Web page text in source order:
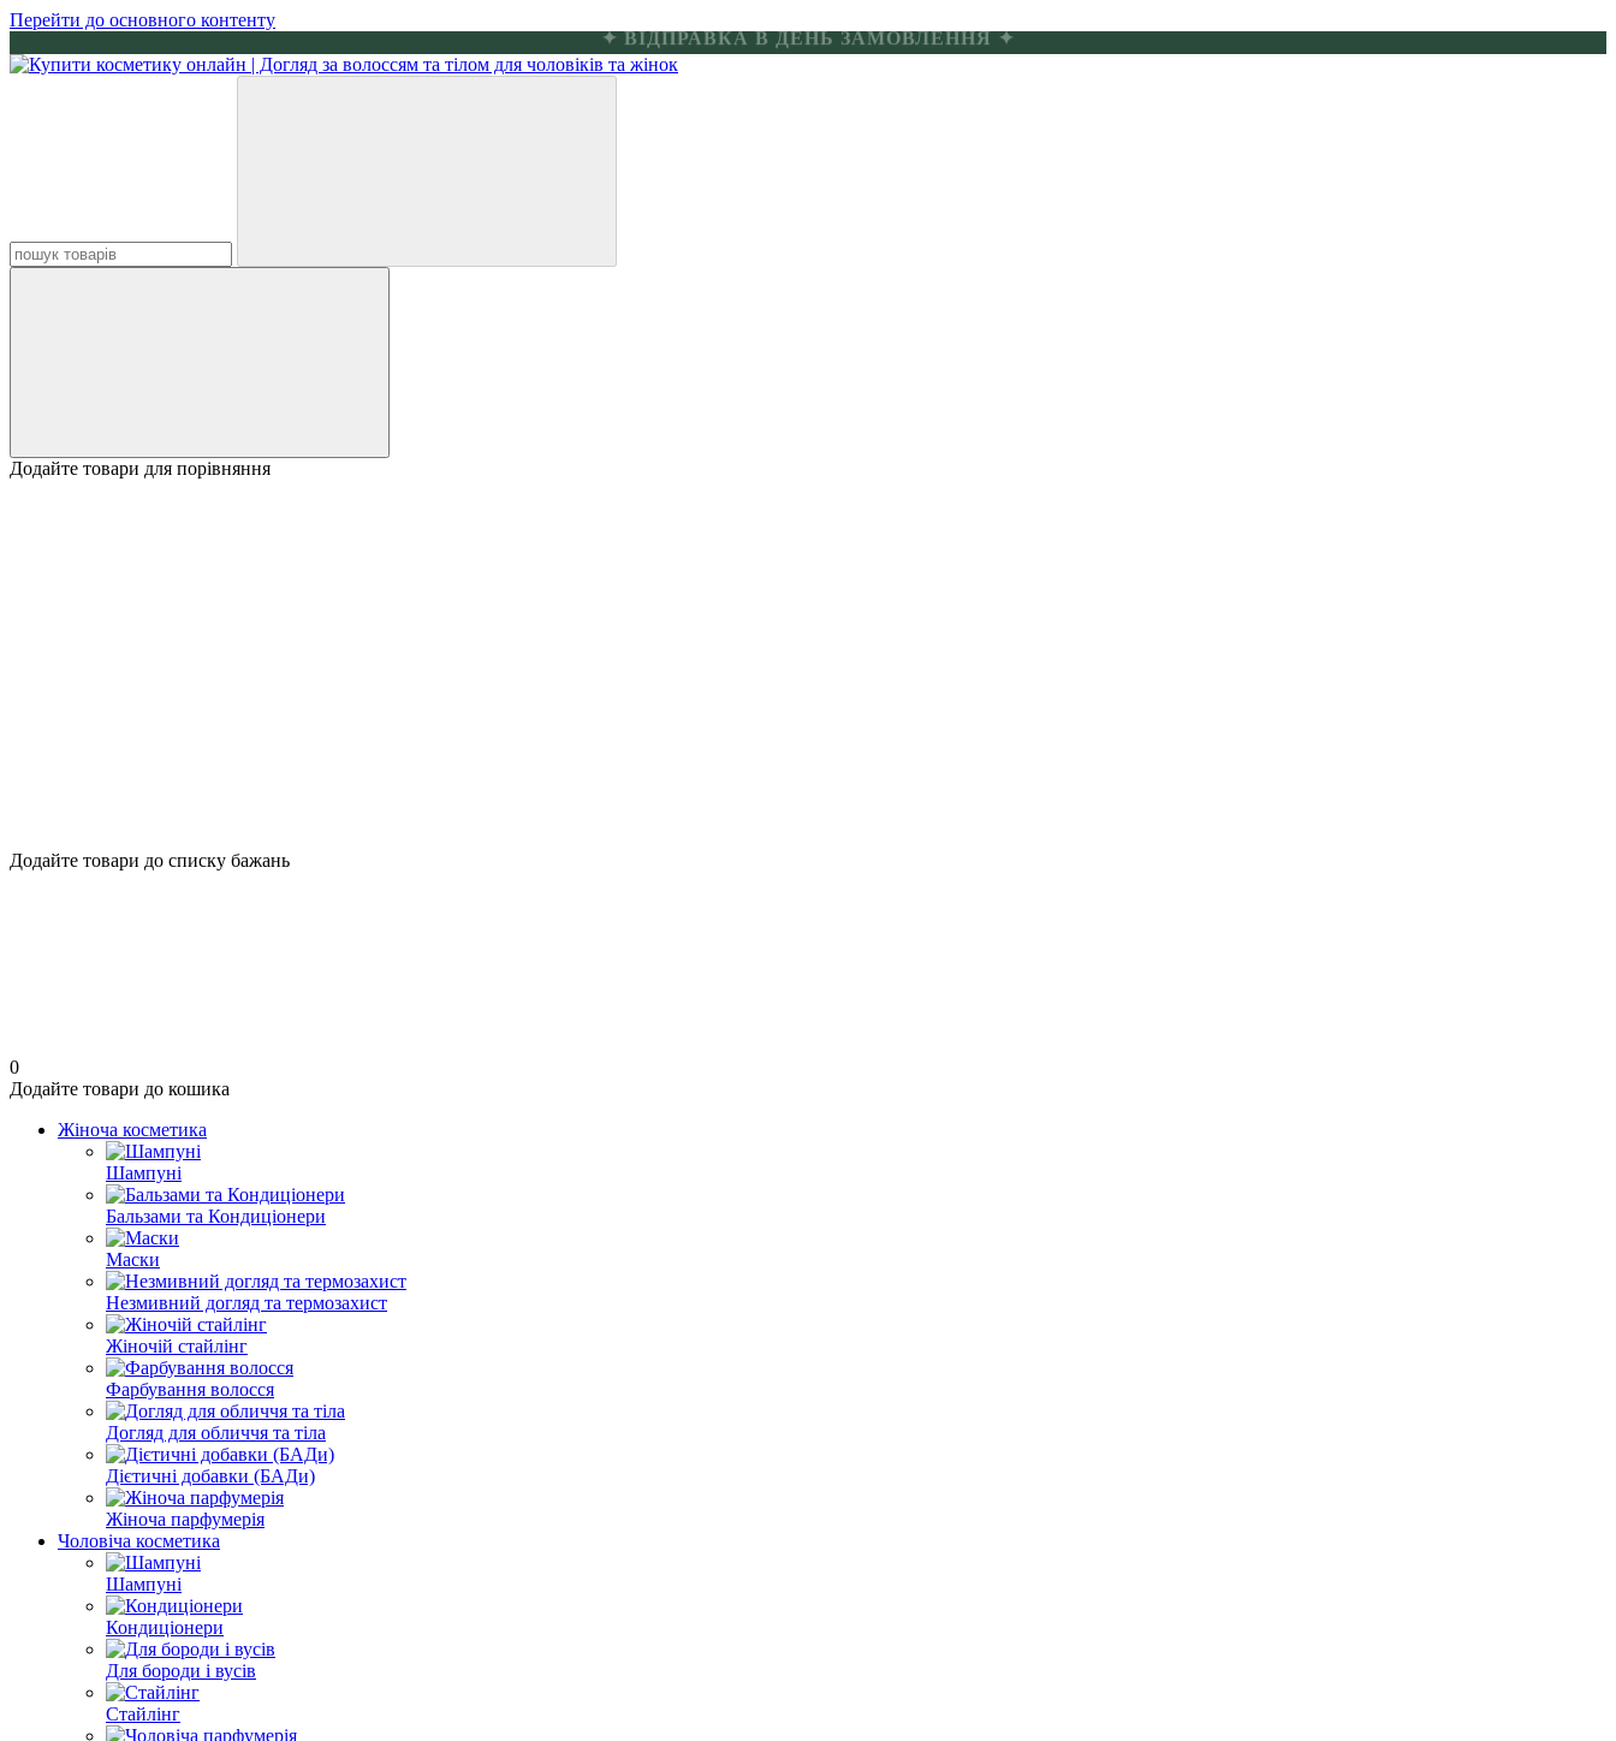
Перейти до основного контенту
✦ БЕЗКОШТОВНА ДОСТАВКА ВІД 4000 ГРН ✦
Додайте товари для порівняння
Додайте товари до списку бажань
0
Додайте товари до кошика
Жіноча косметика
Шампуні
Бальзами та Кондиціонери
Маски
Незмивний догляд та термозахист
Жіночій стайлінг
Фарбування волосся
Догляд для обличчя та тіла
Дієтичні добавки (БАДи)
Жіноча парфумерія
Чоловіча косметика
Шампуні
Кондиціонери
Для бороди і вусів
Стайлінг